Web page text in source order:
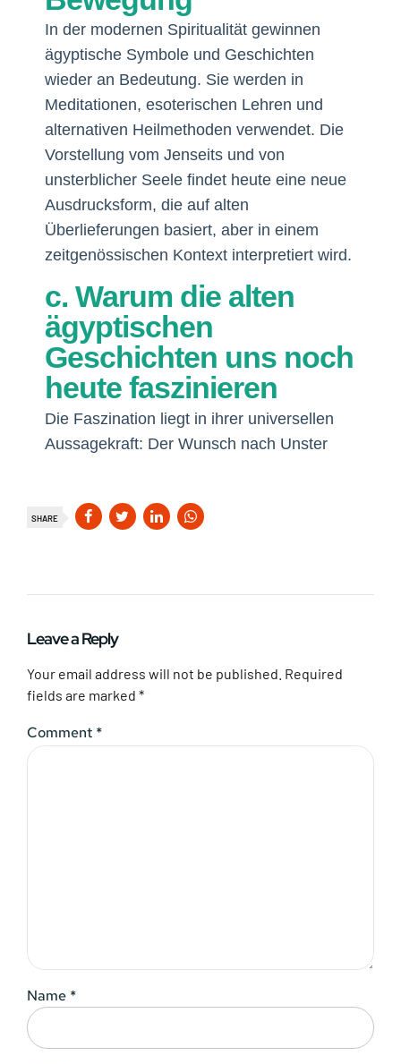
In der modernen Spiritualität gewinnen
ägyptische Symbole und Geschichten
wieder an Bedeutung. Sie werden in
Meditationen, esoterischen Lehren und
alternativen Heilmethoden verwendet. Die
Vorstellung vom Jenseits und von
unsterblicher Seele findet heute eine neue
Ausdrucksform, die auf alten
Überlieferungen basiert, aber in einem
zeitgenössischen Kontext interpretiert wird.
c. Warum die alten
ägyptischen
Geschichten uns noch
heute faszinieren
Die Faszination liegt in ihrer universellen
Aussagekraft: Der Wunsch nach Unster
SHARE
Leave a Reply
Your email address will not be published. Required
fields are marked *
Comment *
Name *